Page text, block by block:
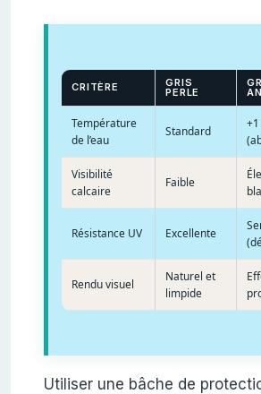
CRITÈRE GRIS
PERLE
Température
de l’eau
Standard
+1
Visibilité
calcaire
Faible
Résistance UV Excellente
Rendu visuel
Naturel et
limpide
Utiliser une bâche de